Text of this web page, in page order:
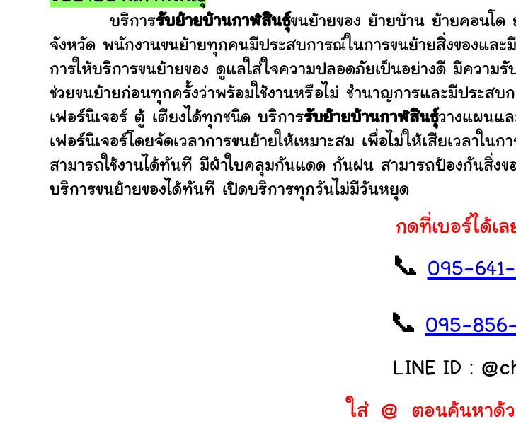
บริการรับย้ายบ้านกาฬสินธุ์ขนย้ายของ ย้ายบ้าน ย้ายคอนโ
จังหวัด พนักงานขนย้ายทุกคนมีประสบการณ์ในการขนย้ายสิ่งของและ
การให้บริการขนย้ายของ ดูแลใส่ใจความปลอดภัยเป็นอย่างดี มีควา
ช่วยขนย้ายก่อนทุกครั้งว่าพร้อมใช้งานหรือไม่ ชำนาญการและมีประส
เฟอร์นิเจอร์ ตู้ เตียงได้ทุกชนิด บริการรับย้ายบ้านกาฬสินธุ์วางแผนแล
เฟอร์นิเจอร์โดยจัดเวลาการขนย้ายให้เหมาะสม เพื่อไม่ให้เสียเวลาใ
สามารถใช้งานได้ทันที มีผ้าใบคลุมกันแดด กันฝน สามารถป้องกันสิ่ง
บริการขนย้ายของได้ทันที เปิดบริการทุกวันไม่มีวันหยุด
กดที่เบอร์ได้เ
📞 095-
📞 095-
LINE ID :
ใส่ @ ตอนค้นหาด้